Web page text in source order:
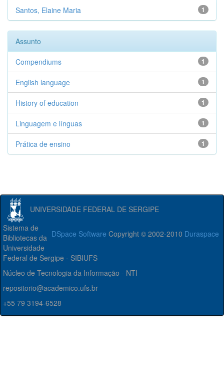
1
Santos, Elaine Maria
Assunto
1
Compendiums
1
English language
1
History of education
1
Linguagem e línguas
1
Prática de ensino
UNIVERSIDADE FEDERAL DE SERGIPE
DSpace Software Copyright © 2002-2010 Duraspace
Sistema de
Bibliotecas da
Universidade
Federal de Sergipe - SIBIUFS
Núcleo de Tecnologia da Informação - NTI
repositorio@academico.ufs.br
+55 79 3194-6528